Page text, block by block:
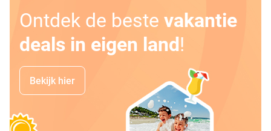
Ontdek de beste vakantie
deals in eigen land!
Bekijk hier